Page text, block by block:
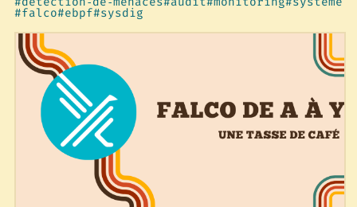
falco ebpf sysdig